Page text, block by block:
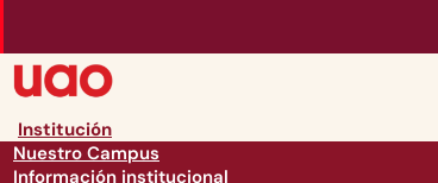
Institución
Nuestro Campus
Información institucional